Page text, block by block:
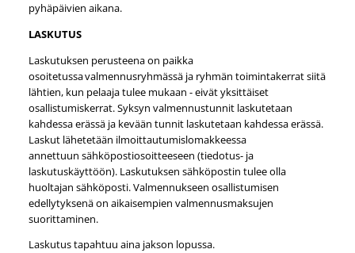
pyhäpäivien aikana.
LASKUTUS
Laskutuksen perusteena on paikka
osoitetussa valmennusryhmässä ja ryhmän toimintakerrat siitä
lähtien, kun pelaaja tulee mukaan - eivät yksittäiset
osallistumiskerrat. Syksyn valmennustunnit laskutetaan
kahdessa erässä ja kevään tunnit laskutetaan kahdessa erässä.
Laskut lähetetään ilmoittautumislomakkeessa
annettuun sähköpostiosoitteeseen (tiedotus- ja
laskutuskäyttöön). Laskutuksen sähköpostin tulee olla
huoltajan sähköposti. Valmennukseen osallistumisen
edellytyksenä on aikaisempien valmennusmaksujen
suorittaminen.
Laskutus tapahtuu aina jakson lopussa.